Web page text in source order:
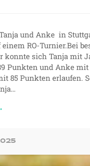
und Anke in
einem RO-Turnier.Bei
konnte sich Tanja mit
Punkten und Anke
85 Punkten erlaufen.